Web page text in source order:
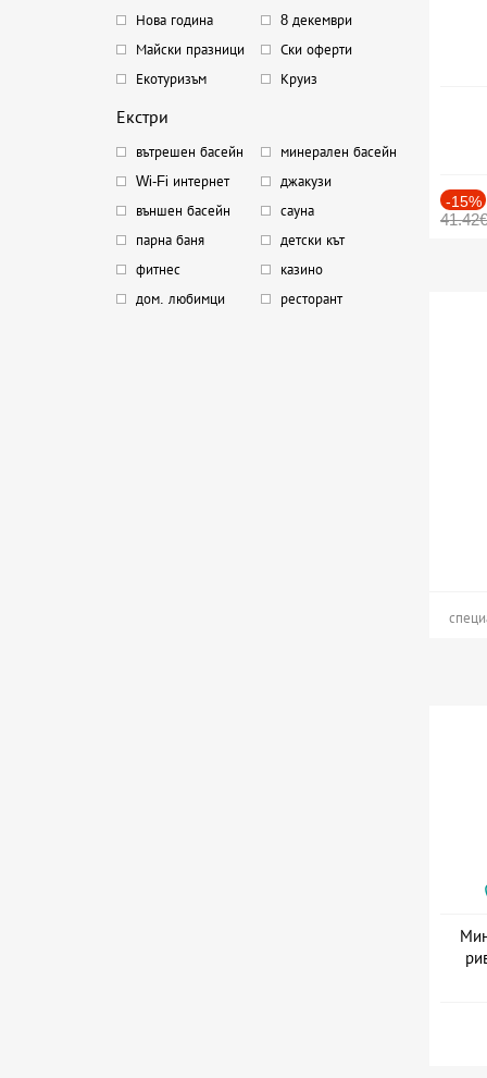
Нова година
8 декември
Майски празници
Ски оферти
Екотуризъм
Круиз
Екстри
вътрешен басейн
минерален басейн
Wi-Fi интернет
джакузи
външен басейн
сауна
парна баня
детски кът
фитнес
казино
дом. любимци
ресторант
-15%
41.42€